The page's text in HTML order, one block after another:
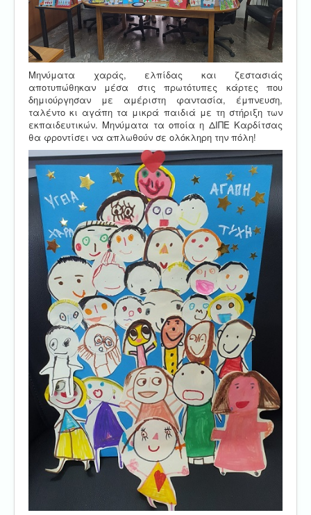
Μηνύματα χαράς, ελπίδας και ζεστασιάς
αποτυπώθηκαν μέσα στις πρωτότυπες κάρτες που
δημιούργησαν με αμέριστη φαντασία, έμπνευση,
ταλέντο κι αγάπη τα μικρά παιδιά με τη στήριξη των
εκπαιδευτικών. Μηνύματα τα οποία η ΔΙΠΕ Καρδίτσας
θα φροντίσει να απλωθούν σε ολόκληρη την πόλη!